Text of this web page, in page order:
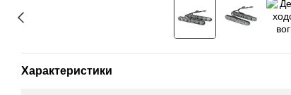
Характеристики